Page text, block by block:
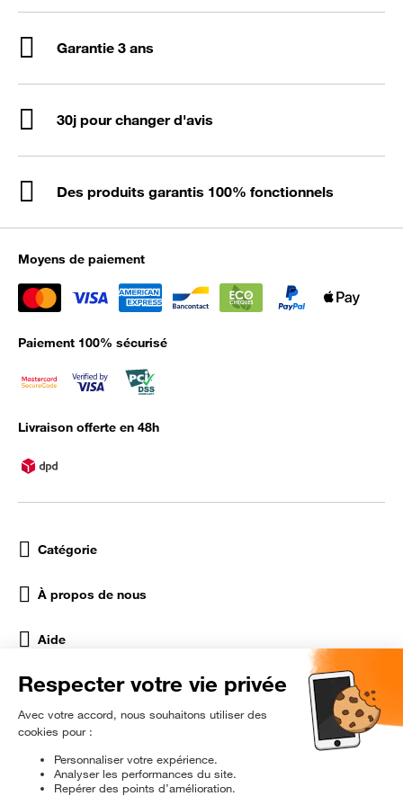
Garantie 3 ans
30j pour changer d'avis
Des produits garantis 100% fonctionnels
Moyens de paiement
Paiement 100% sécurisé
Livraison offerte en 48h
Catégorie
À propos de nous
Aide
Réseaux Sociaux